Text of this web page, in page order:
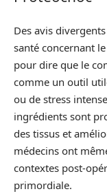
Des avis
santé concernant le
pour dire que le
comme un outil
ou de stress
ingrédients sont
des tissus et
médecins ont
contextes post-
primordiale.